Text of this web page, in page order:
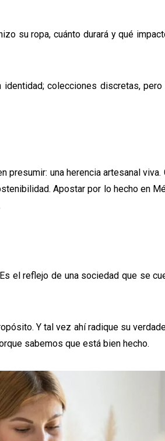
su ropa, cuánto durará y qué
colecciones discretas,
una herencia artesanal
Apostar por lo hecho en
el reflejo de una sociedad que se
Y tal vez ahí radique su
sabemos que está bien hecho.